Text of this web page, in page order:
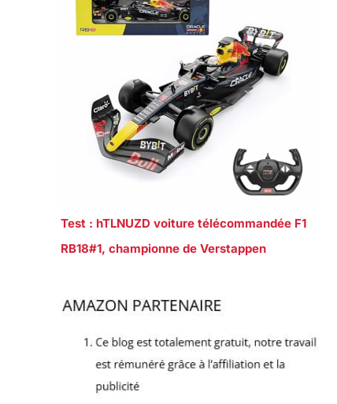
Test : hTLNUZD voiture télécommandée F1
RB18#1, championne de Verstappen